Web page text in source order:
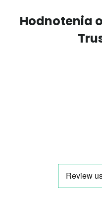
Hodnotenia